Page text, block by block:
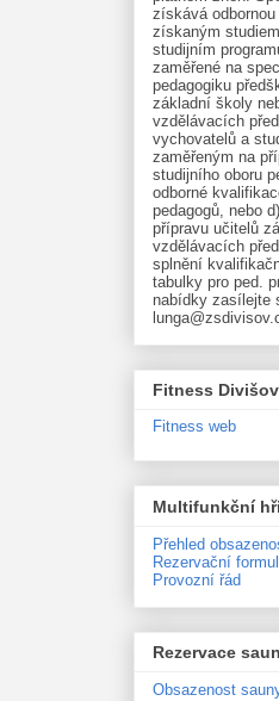
získává
získaným
studijním
zaměřené na
pedagogiku
základní školy
vzdělávacích
vychovatelů a
zaměřeným na
studijního oboru
odborné
pedagogů, nebo
přípravu učitelů
vzdělávacích
splnění
tabulky pro ped.
nabídky zasílejte
Fitness Divišov
Fitness web
Multifunkční
Přehled
Rezervační
Provozní řád
Rezervace
Obsazenost